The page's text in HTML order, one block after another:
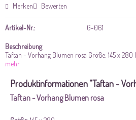
Merken Bewerten
Artikel-Nr.: G-061
Beschreibung
Taftan - Vorhang Blumen rosa Größe: 145 x 280
mehr
Produktinformationen "Taftan -
Taftan - Vorhang Blumen rosa